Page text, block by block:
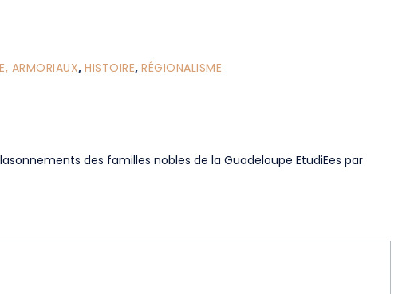
ARMORIAUX,HISTOIRE,RÉGIONALISME
des familles nobles de la Guadeloupe EtudiEes par